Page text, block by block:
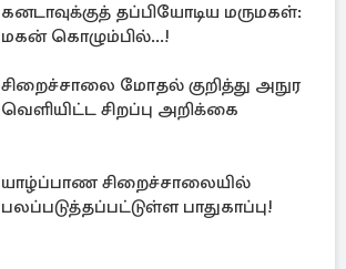
கனடாவுக்குத் தப்பியோடிய மருமகள்:
மகன் கொழும்பில்...!
சிறைச்சாலை மோதல் குறித்து அநுர
வெளியிட்ட சிறப்பு அறிக்கை
யாழ்ப்பாண சிறைச்சாலையில்
பலப்படுத்தப்பட்டுள்ள பாதுகாப்பு!